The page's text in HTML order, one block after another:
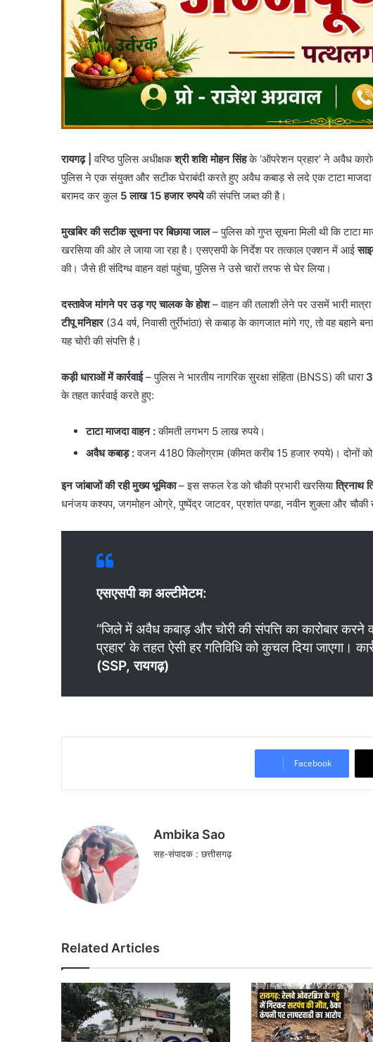
रायगढ़ | वरिष्ठ पुलिस अधीक्षकश्री शशि मोहन सिंहके ‘ऑपरेशन प्रहार’ ने अवैध
पुलिस ने एक संयुक्त और सटीक घेराबंदी करते हुए अवैध कबाड़ से लदे एक टाटा माजदा
बरामद कर कुल 5 लाख 15 हजार रुपयेकी संपत्ति जब्त की है।
मुखबिर की सटीक सूचना पर बिछाया जाल– पुलिस को गुप्त सूचना मिली थी कि टाटा
खरसिया की ओर ले जाया जा रहा है। एसएसपी के निर्देश पर तत्काल एक्शन में आई
की। जैसे ही संदिग्ध वाहन वहां पहुंचा, पुलिस ने उसे चारों तरफ से घेर लिया।
दस्तावेज मांगने पर उड़ गए चालक के होश– वाहन की तलाशी लेने पर उसमें भारी
टीपू मनिहार(34 वर्ष, निवासी तुर्रीभांठा) से कबाड़ के कागजात मांगे गए, तो वह
यह चोरी की संपत्ति है।
कड़ी धाराओं में कार्रवाई– ​पुलिस ने भारतीय नागरिक सुरक्षा संहिता (BNSS) की धारा
के तहत कार्रवाई करते हुए:
टाटा माजदा वाहन :कीमती लगभग 5 लाख रुपये।
अवैध कबाड़ :वजन 4180 किलोग्राम (कीमत करीब 15 हजार रुपये)। दोनों को
इन जांबाजों की रही मुख्य भूमिका– इस सफल रेड को चौकी प्रभारी खरसियात्रिनाथ
धनंजय कश्यप, जगमोहन ओग्रे, पुष्पेंद्र जाटवर, प्रशांत पण्डा, नवीन शुक्ला और
एसएसपी का अल्टीमेटम:
“जिले में अवैध कबाड़ और चोरी की संपत्ति का कारोबार
प्रहार’ के तहत ऐसी हर गतिविधि को कुचल दिया जाएगा।
(SSP, रायगढ़)
Facebook
Ambika Sao
सह-संपादक : छत्तीसगढ़
Related Articles